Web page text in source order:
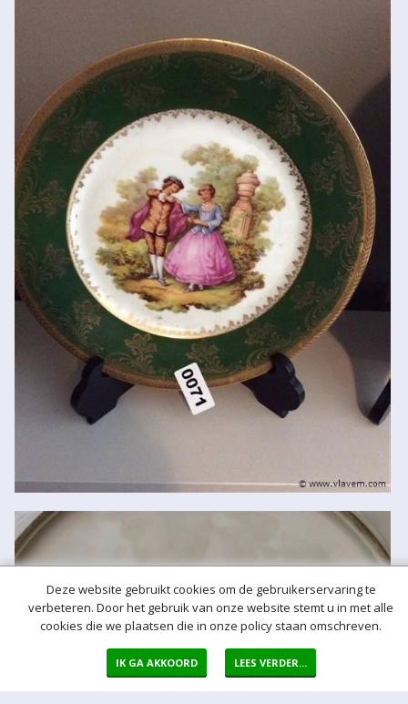
Deze website gebruikt cookies om de gebruikerservaring te
verbeteren. Door het gebruik van onze website stemt u in met alle
cookies die we plaatsen die in onze policy staan omschreven.
IK GA AKKOORD LEES VERDER...